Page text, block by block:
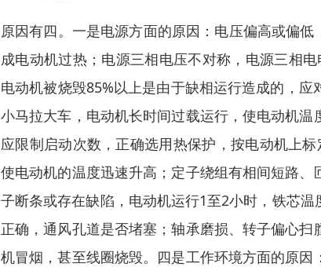
原因有四。一是电源方面的原因：电压偏高或偏
成电动机过热；电源三相电压不对称，电源三相
电动机被烧毁85%以上是由于缺相运行造成的，
小马拉大车，电动机长时间过载运行，使电动机
应限制启动次数，正确选用热保护，按电动机上
使电动机的温度迅速升高；定子绕组有相间短路
子断条或存在缺陷，电动机运行1至2小时，铁芯
正确，通风孔道是否堵塞；轴承磨损、转子偏心
机冒烟，甚至线圈烧毁。四是工作环境方面的原